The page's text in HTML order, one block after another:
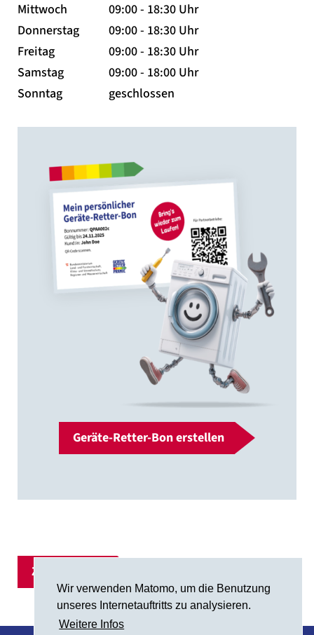
Wir verwenden Matomo, um die Benutzung
unseres Internetauftritts zu analysieren.
Weitere Infos
Mittwoch
09:00 - 18:30 Uhr
Donnerstag
09:00 - 18:30 Uhr
Freitag
09:00 - 18:30 Uhr
Samstag
09:00 - 18:00 Uhr
Sonntag
geschlossen
Geräte-Retter-Bon erstellen
Zur Übersicht